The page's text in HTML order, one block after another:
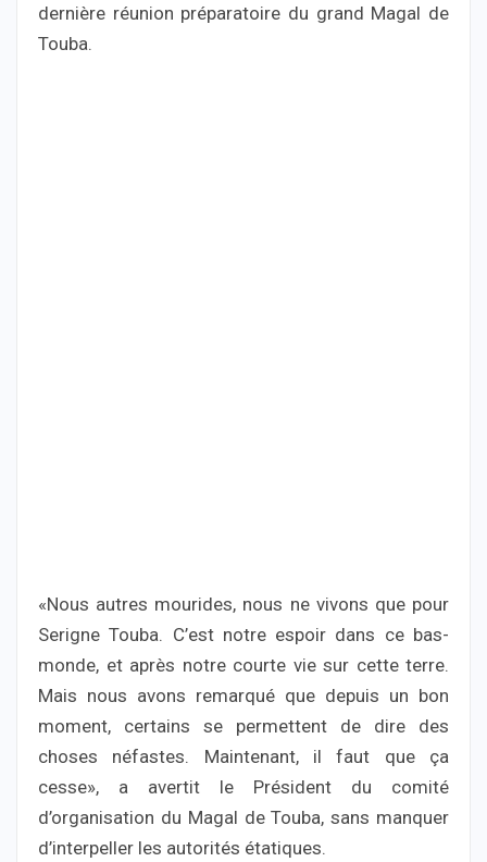
dernière réunion préparatoire du grand Magal de
Touba.
«Nous autres mourides, nous ne vivons que pour
Serigne Touba. C’est notre espoir dans ce bas-
monde, et après notre courte vie sur cette terre.
Mais nous avons remarqué que depuis un bon
moment, certains se permettent de dire des
choses néfastes. Maintenant, il faut que ça
cesse», a avertit le Président du comité
d’organisation du Magal de Touba, sans manquer
d’interpeller les autorités étatiques.